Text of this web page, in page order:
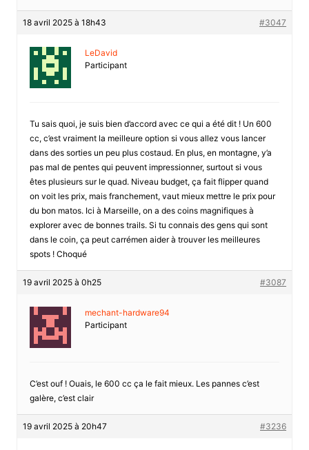
18 avril 2025 à 18h43 #3047
LeDavid
Participant
Tu sais quoi, je suis bien d’accord avec ce qui a été dit ! Un 600
cc, c’est vraiment la meilleure option si vous allez vous lancer
dans des sorties un peu plus costaud. En plus, en montagne, y’a
pas mal de pentes qui peuvent impressionner, surtout si vous
êtes plusieurs sur le quad. Niveau budget, ça fait flipper quand
on voit les prix, mais franchement, vaut mieux mettre le prix pour
du bon matos. Ici à Marseille, on a des coins magnifiques à
explorer avec de bonnes trails. Si tu connais des gens qui sont
dans le coin, ça peut carrémen aider à trouver les meilleures
spots ! Choqué
19 avril 2025 à 0h25 #3087
mechant-hardware94
Participant
C’est ouf ! Ouais, le 600 cc ça le fait mieux. Les pannes c’est
galère, c’est clair
19 avril 2025 à 20h47 #3236